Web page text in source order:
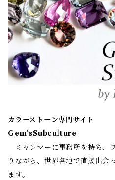
カラーストーン専門サイト
Gem‘sSubculture
ミャンマーに事務所を持ち、
りながら、世界各地で直接出会
ます。